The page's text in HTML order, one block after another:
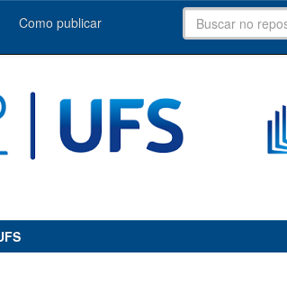
Como publicar